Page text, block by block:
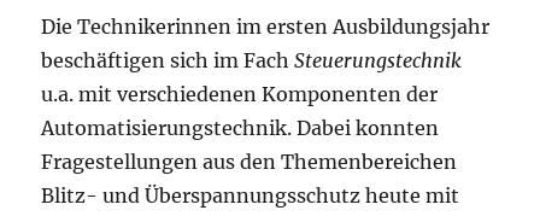
Die Technikerinnen im ersten Ausbildungsjahr
beschäftigen sich im FachSteuerungstechnik
u.a. mit verschiedenen Komponenten der
Automatisierungstechnik. Dabei konnten
Fragestellungen aus den Themenbereichen
Blitz- und Überspannungsschutz heute mit